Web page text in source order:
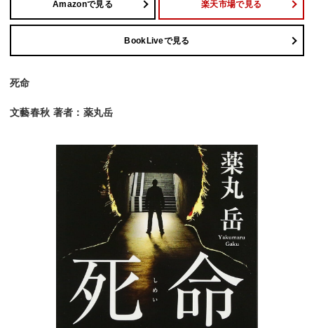
Amazonで見る 楽天市場で見る
BookLiveで見る
死命
文藝春秋 著者：薬丸岳